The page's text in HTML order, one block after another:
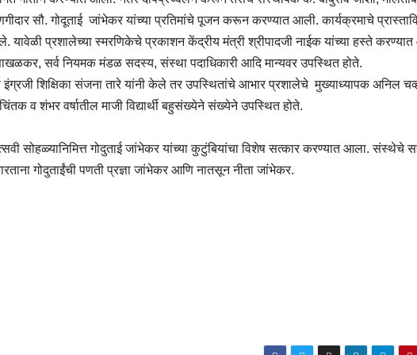
सौ. गोदूताई जांभेकर यांच्या प्रतिमांचे पूजन करून करण्यात आली. कार्यक्रमाचे
प्रशालेच्या स्मरणिकेचे प्रकाशन केंद्रीय मंत्री श्रीपादजी नाईक यांच्या हस्ते
सर्व नियमक मंडळ सदस्य, संस्था पदाधिकारी आदि मान्यवर उपस्थित होते.
शिक्षिका संजना तारे यांनी केले तर उपस्थितांचे आभार प्रशालेचे मुख्याध्यापक अनिल
व शंभर वर्षातील माजी विद्यार्थी बहुसंख्येने संख्येने उपस्थित होते.
सोहळ्यानिमित्त गोदुताई जांभेकर यांच्या कुटुंबियांचा विशेष सत्कार करण्यात आला. संस्थेचे
गोदुताईंची पणती प्रज्ञा जांभेकर आणि नातसून नीता जांभेकर.